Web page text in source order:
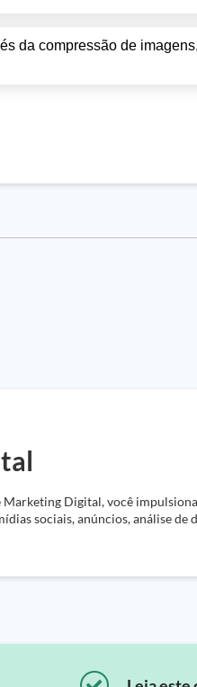
da compressão de
Digital, você
sociais, anúncios, análise de